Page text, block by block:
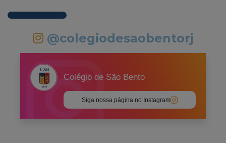
@colegiodesaobentorj
Colégio de São Bento
Siga nossa página no Instagram